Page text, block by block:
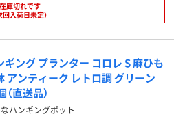
在庫切れです
回入荷日未定）
ギング プランター コロレ S 麻ひも
アンティーク レトロ調 グリーン
直送品）
ハンギングポット